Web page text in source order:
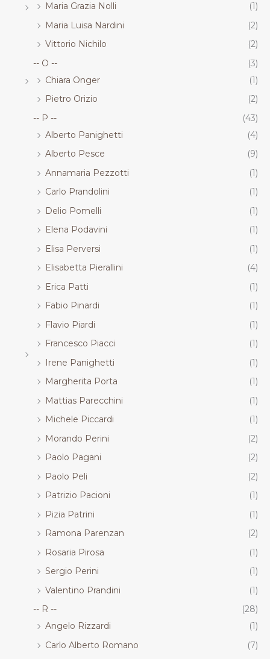
Maria Grazia Nolli
(1)
Maria Luisa Nardini
(2)
Vittorio Nichilo
(2)
-- O --
(3)
Chiara Onger
(1)
Pietro Orizio
(2)
-- P --
(43)
Alberto Panighetti
(4)
Alberto Pesce
(9)
Annamaria Pezzotti
(1)
Carlo Prandolini
(1)
Delio Pomelli
(1)
Elena Podavini
(1)
Elisa Perversi
(1)
Elisabetta Pierallini
(4)
Erica Patti
(1)
Fabio Pinardi
(1)
Flavio Piardi
(1)
Francesco Piacci
(1)
Irene Panighetti
(1)
Margherita Porta
(1)
Mattias Parecchini
(1)
Michele Piccardi
(1)
Morando Perini
(2)
Paolo Pagani
(2)
Paolo Peli
(2)
Patrizio Pacioni
(1)
Pizia Patrini
(1)
Ramona Parenzan
(2)
Rosaria Pirosa
(1)
Sergio Perini
(1)
Valentino Prandini
(1)
-- R --
(28)
Angelo Rizzardi
(1)
Carlo Alberto Romano
(7)